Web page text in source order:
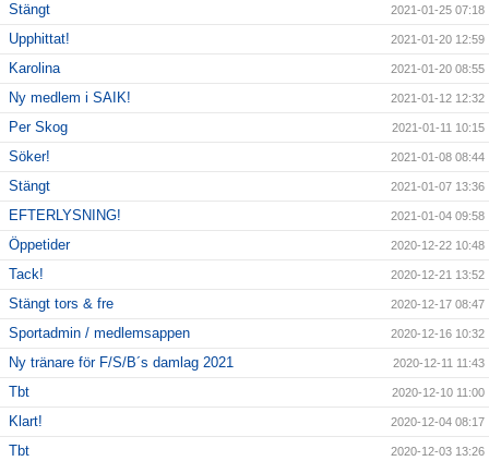
Stängt 2021-01-25 07:18
Upphittat! 2021-01-20 12:59
Karolina 2021-01-20 08:55
Ny medlem i SAIK! 2021-01-12 12:32
Per Skog 2021-01-11 10:15
Söker! 2021-01-08 08:44
Stängt 2021-01-07 13:36
EFTERLYSNING! 2021-01-04 09:58
Öppetider 2020-12-22 10:48
Tack! 2020-12-21 13:52
Stängt tors & fre 2020-12-17 08:47
Sportadmin / medlemsappen 2020-12-16 10:32
Ny tränare för F/S/B´s damlag 2021 2020-12-11 11:43
Tbt 2020-12-10 11:00
Klart! 2020-12-04 08:17
Tbt 2020-12-03 13:26